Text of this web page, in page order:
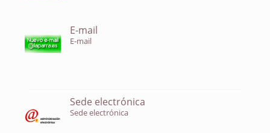
E-mail
E-mail
Sede electrónica
Sede electrónica